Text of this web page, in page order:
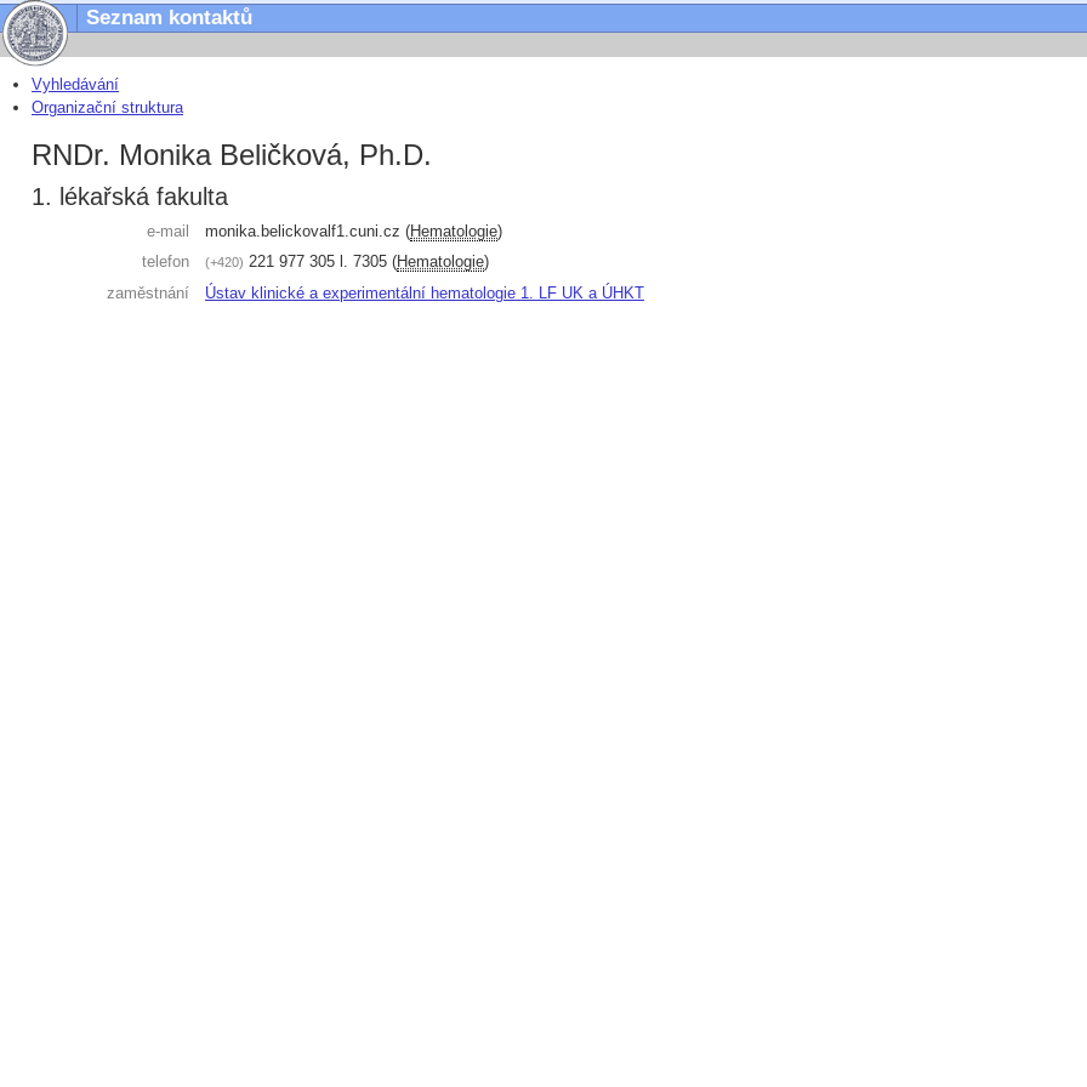
Seznam kontaktů
Vyhledávání
Organizační struktura
RNDr. Monika Beličková, Ph.D.
1. lékařská fakulta
e-mail monika.belickovalf1.cuni.cz (Hematologie)
telefon
+420 221 977 305 l. 7305 (Hematologie)
zaměstnání
Ústav klinické a experimentální hematologie 1. LF UK a ÚHKT